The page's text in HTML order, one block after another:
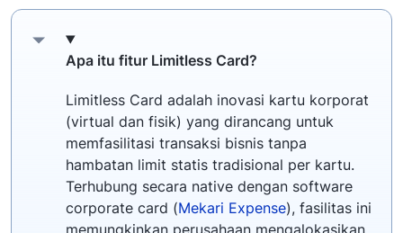
Apa itu fitur Limitless Card?
Limitless Card adalah inovasi kartu korporat
(virtual dan fisik) yang dirancang untuk
memfasilitasi transaksi bisnis tanpa
hambatan limit statis tradisional per kartu.
Terhubung secara native dengan software
corporate card (Mekari Expense), fasilitas ini